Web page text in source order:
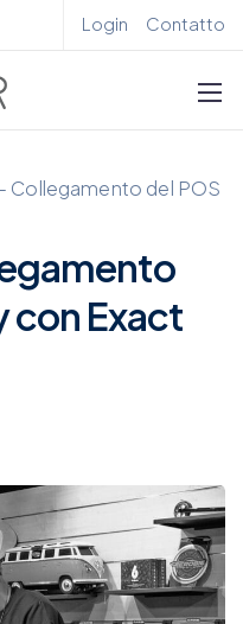
Login Contatto
Collegamento del POS
con Exact